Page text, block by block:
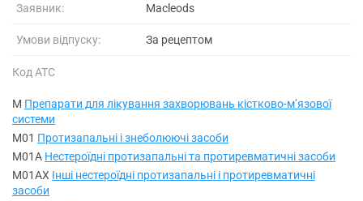
Заявник: Macleods
Умови відпуску: За рецептом
Код АТС
M Препарати для лікування захворювань кістково-мʼязової
системи
M01 Протизапальні і знеболюючі засоби
M01A Нестероїдні протизапальні та протиревматичні засоби
M01AX Інші нестероїдні протизапальні і протиревматичні
засоби